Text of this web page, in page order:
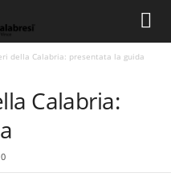
della Calabria: presentata la guida
Calabria:
0